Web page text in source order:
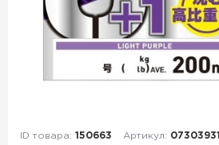
ID товара: 150663 Артикул: 07303931